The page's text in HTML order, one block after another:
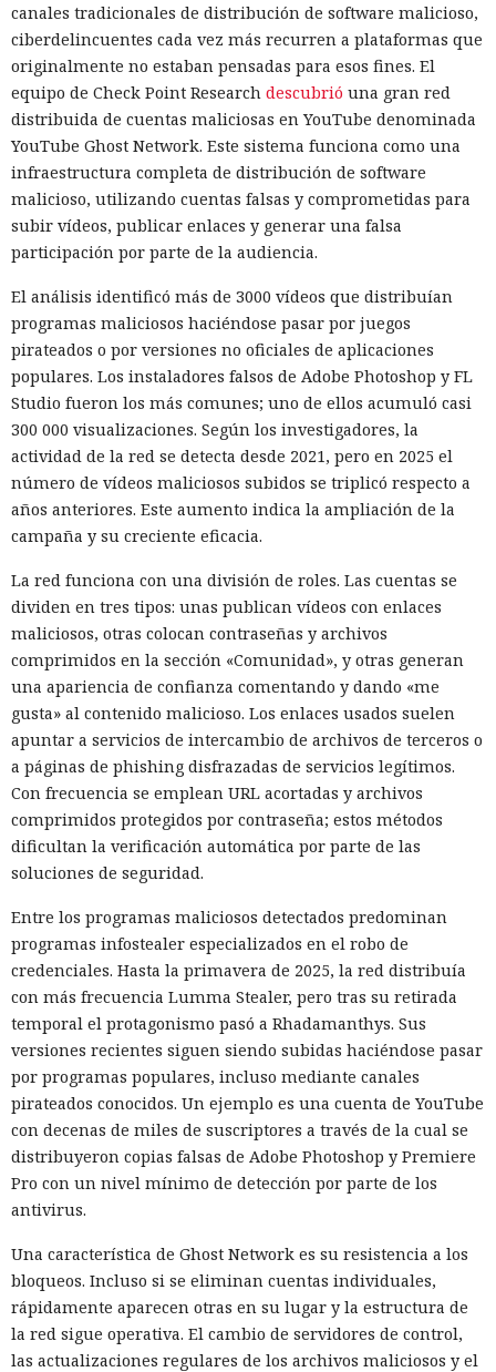
canales tradicionales de distribución de software malicioso,
ciberdelincuentes cada vez más recurren a plataformas que
originalmente no estaban pensadas para esos fines. El
equipo de Check Point Research descubrió una gran red
distribuida de cuentas maliciosas en YouTube denominada
YouTube Ghost Network. Este sistema funciona como una
infraestructura completa de distribución de software
malicioso, utilizando cuentas falsas y comprometidas para
subir vídeos, publicar enlaces y generar una falsa
participación por parte de la audiencia.
El análisis identificó más de 3000 vídeos que distribuían
programas maliciosos haciéndose pasar por juegos
pirateados o por versiones no oficiales de aplicaciones
populares. Los instaladores falsos de Adobe Photoshop y FL
Studio fueron los más comunes; uno de ellos acumuló casi
300 000 visualizaciones. Según los investigadores, la
actividad de la red se detecta desde 2021, pero en 2025 el
número de vídeos maliciosos subidos se triplicó respecto a
años anteriores. Este aumento indica la ampliación de la
campaña y su creciente eficacia.
La red funciona con una división de roles. Las cuentas se
dividen en tres tipos: unas publican vídeos con enlaces
maliciosos, otras colocan contraseñas y archivos
comprimidos en la sección «Comunidad», y otras generan
una apariencia de confianza comentando y dando «me
gusta» al contenido malicioso. Los enlaces usados suelen
apuntar a servicios de intercambio de archivos de terceros o
a páginas de phishing disfrazadas de servicios legítimos.
Con frecuencia se emplean URL acortadas y archivos
comprimidos protegidos por contraseña; estos métodos
dificultan la verificación automática por parte de las
soluciones de seguridad.
Entre los programas maliciosos detectados predominan
programas infostealer especializados en el robo de
credenciales. Hasta la primavera de 2025, la red distribuía
con más frecuencia Lumma Stealer, pero tras su retirada
temporal el protagonismo pasó a Rhadamanthys. Sus
versiones recientes siguen siendo subidas haciéndose pasar
por programas populares, incluso mediante canales
pirateados conocidos. Un ejemplo es una cuenta de YouTube
con decenas de miles de suscriptores a través de la cual se
distribuyeron copias falsas de Adobe Photoshop y Premiere
Pro con un nivel mínimo de detección por parte de los
antivirus.
Una característica de Ghost Network es su resistencia a los
bloqueos. Incluso si se eliminan cuentas individuales,
rápidamente aparecen otras en su lugar y la estructura de
la red sigue operativa. El cambio de servidores de control,
las actualizaciones regulares de los archivos maliciosos y el